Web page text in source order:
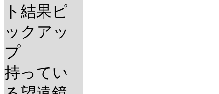
ト結果ピ
ックアッ
プ
持ってい